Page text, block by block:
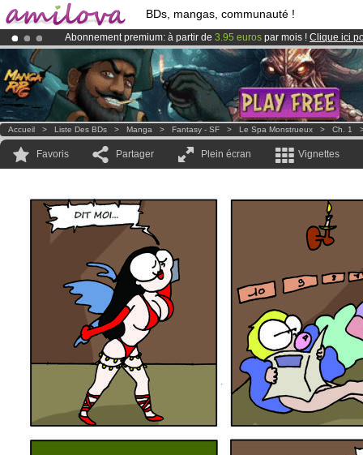
BDs, mangas, communauté !
Abonnement premium: à partir de 3.95 euros par mois ! Clique ici
Déjà 100000membreset 1000BDs & Mangas!
LeKickstarter Amilova est désormais lancé
Accueil > Liste Des BDs > Manga > Fantasy - SF > Le Spa Monstrueux > Ch. 1
Favoris Partager Plein écran Vignettes